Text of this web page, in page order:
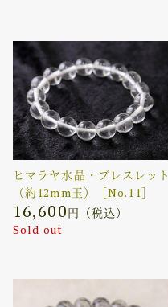
ヒマラヤ水晶・ブレスレット
（約12mm玉）［No.11］
16,600円（税込）
Sold out